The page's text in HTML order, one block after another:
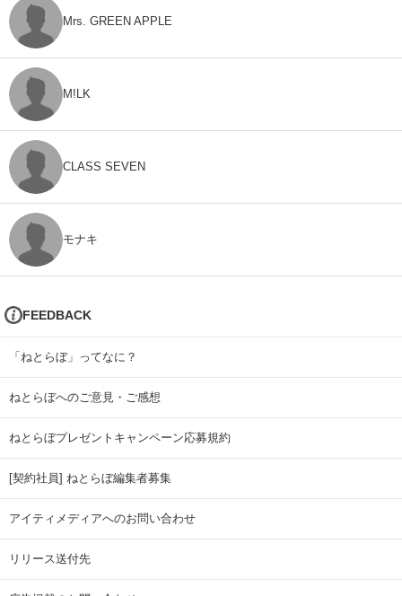
Mrs. GREEN APPLE
M!LK
CLASS SEVEN
モナキ
FEEDBACK
「ねとらぼ」ってなに？
ねとらぼへのご意見・ご感想
ねとらぼプレゼントキャンペーン応募規約
[契約社員] ねとらぼ編集者募集
アイティメディアへのお問い合わせ
リリース送付先